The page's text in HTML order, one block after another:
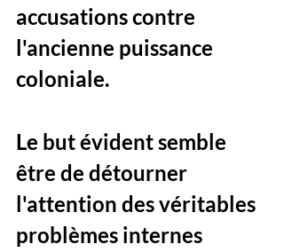
accusations contre
l'ancienne puissance
coloniale.
Le but évident semble
être de détourner
l'attention des véritables
problèmes internes